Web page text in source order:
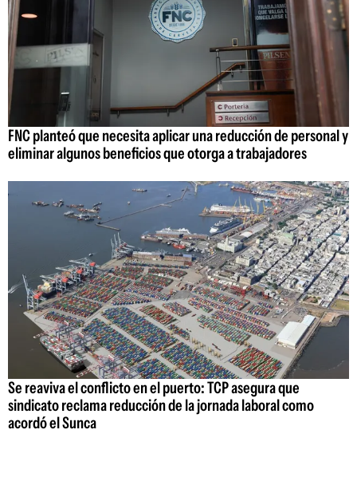
FNC planteó que necesita aplicar una reducción de personal y
eliminar algunos beneficios que otorga a trabajadores
Se reaviva el conflicto en el puerto: TCP asegura que
sindicato reclama reducción de la jornada laboral como
acordó el Sunca